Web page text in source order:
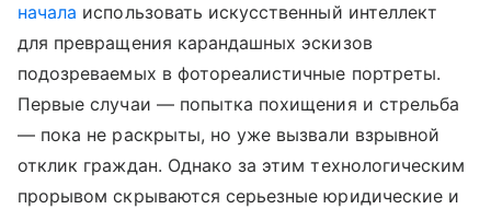
начала использовать искусственный интеллект
для превращения карандашных эскизов
подозреваемых в фотореалистичные портреты.
Первые случаи — попытка похищения и стрельба
— пока не раскрыты, но уже вызвали взрывной
отклик граждан. Однако за этим технологическим
прорывом скрываются серьезные юридические и